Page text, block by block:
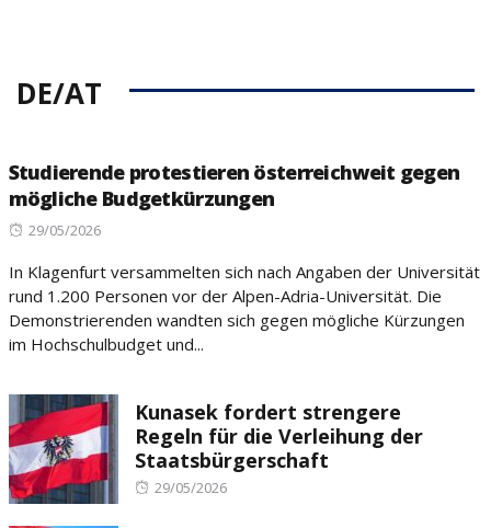
DE/AT
Studierende protestieren österreichweit gegen
mögliche Budgetkürzungen
Posted
29/05/2026
In Klagenfurt versammelten sich nach Angaben der Universität
rund 1.200 Personen vor der Alpen-Adria-Universität. Die
Demonstrierenden wandten sich gegen mögliche Kürzungen
im Hochschulbudget und...
Kunasek fordert strengere
Regeln für die Verleihung der
Staatsbürgerschaft
Posted
29/05/2026